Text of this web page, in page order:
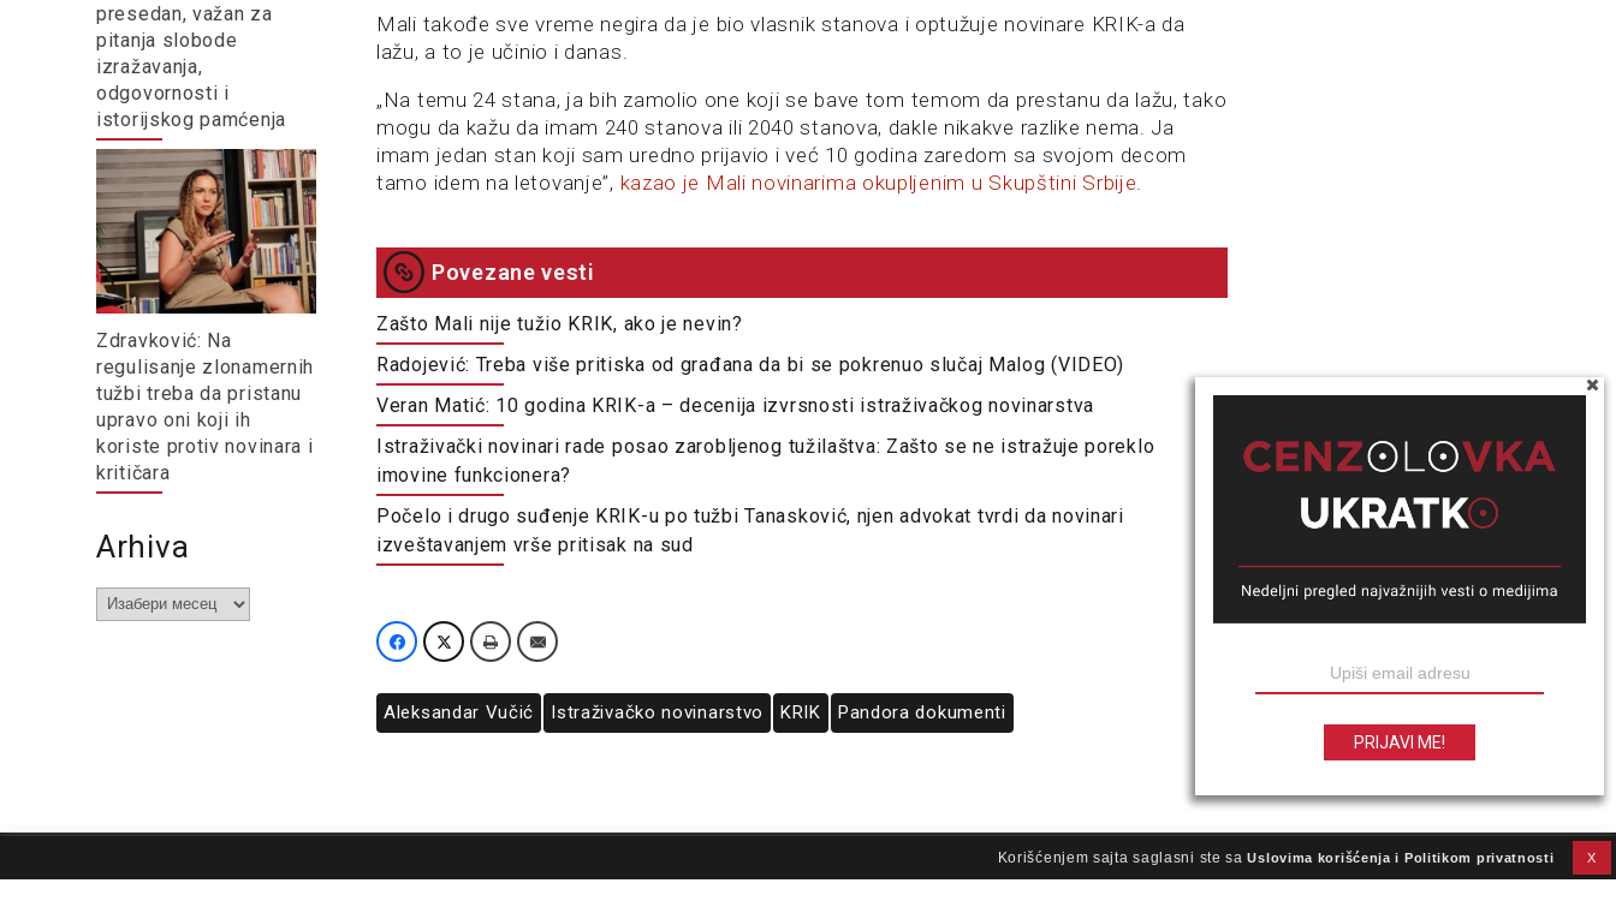
presedan, važan za
pitanja slobode
izražavanja,
odgovornosti i
istorijskog pamćenja
Zdravković: Na
regulisanje zlonamernih
tužbi treba da pristanu
upravo oni koji ih
koriste protiv novinara i
kritičara
Arhiva
Arhiva
Mali takođe sve vreme negira da je bio vlasnik stanova i optužuje novinare KRIK-a da
lažu, a to je učinio i danas.
„Na temu 24 stana, ja bih zamolio one koji se bave tom temom da prestanu da lažu, tako
mogu da kažu da imam 240 stanova ili 2040 stanova, dakle nikakve razlike nema. Ja
imam jedan stan koji sam uredno prijavio i već 10 godina zaredom sa svojom decom
tamo idem na letovanje”, kazao je Mali novinarima okupljenim u Skupštini Srbije
Povezane vesti
Zašto Mali nije tužio KRIK, ako je nevin?
Radojević: Treba više pritiska od građana da bi se pokrenuo slučaj Malog (VIDEO)
Veran Matić: 10 godina KRIK-a – decenija izvrsnosti istraživačkog novinarstva
Istraživački novinari rade posao zarobljenog tužilaštva: Zašto se ne istražuje poreklo
imovine funkcionera?
Počelo i drugo suđenje KRIK-u po tužbi Tanasković, njen advokat tvrdi da novinari
izveštavanjem vrše pritisak na sud
Aleksandar Vučić Istraživačko novinarstvo KRIK Pandora dokumenti
Korišćenjem sajta saglasni ste saUslovima korišćenja i Politikom privatnosti X